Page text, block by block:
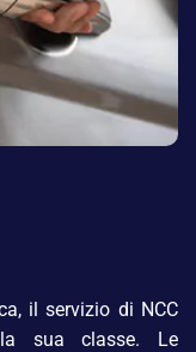
il servizio di NCC
sua classe. Le